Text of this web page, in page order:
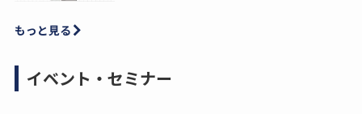
もっと見る
イベント・セミナー